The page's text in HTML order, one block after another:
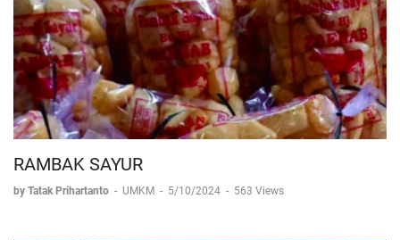
RAMBAK SAYUR
by Tatak Prihartanto - UMKM - 5/10/2024 - 563 Views